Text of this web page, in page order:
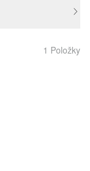
1 Položky